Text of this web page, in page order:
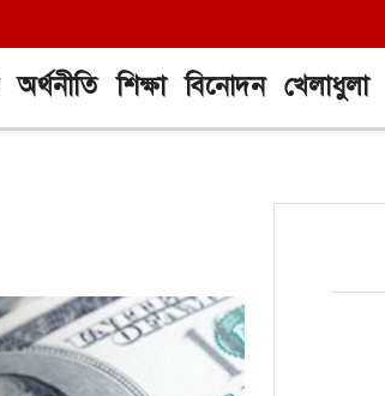
অর্থনীতি শিক্ষা বিনোদন খেলাধুলা